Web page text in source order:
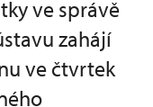
ve správě
zahájí
ve čtvrtek